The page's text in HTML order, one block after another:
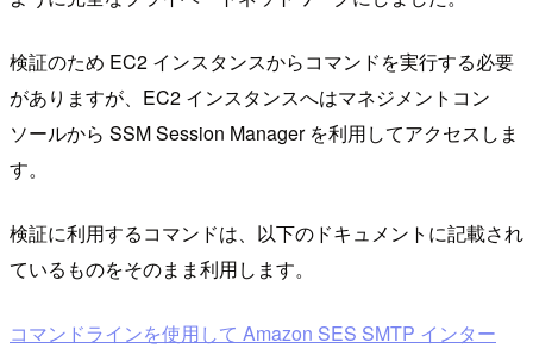
検証のため EC2 インスタンスからコマンドを実行する必要
がありますが、EC2 インスタンスへはマネジメントコン
ソールから SSM Session Manager を利用してアクセスしま
す。
検証に利用するコマンドは、以下のドキュメントに記載され
ているものをそのまま利用します。
コマンドラインを使用して Amazon SES SMTP インター